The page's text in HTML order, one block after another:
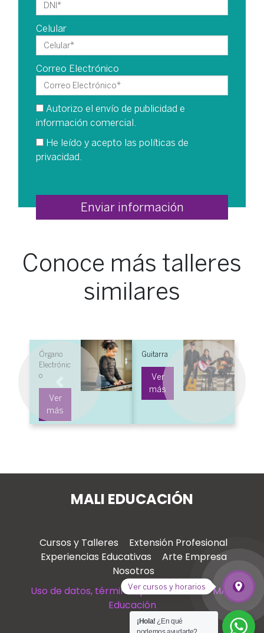
Celular
Correo Electrónico
Autorizo el envío de publicidad e
información comercial.
He leído y acepto las políticas de
privacidad
Conoce más talleres
similares
Órgano
Electrónic
o
Ver
más
Guitarra
Ver
más
Previous Next
MALI EDUCACIÓN
Cursos y Talleres
Extensión Profesional
Experiencias Educativas
Arte Empresa
Nosotros
Uso de datos, términos y condiciones – MALI
Educación
¡Hola! ¿En qué
Ver
place
Ver cursos y horarios